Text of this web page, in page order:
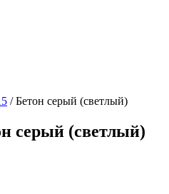
/ Бетон серый (светлый)
серый (светлый)